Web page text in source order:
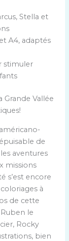
Stella et
A4, adaptés
stimuler
Grande Vallée
de
aventures
missions
s’est encore
à
de cette
le
Rocky
bien